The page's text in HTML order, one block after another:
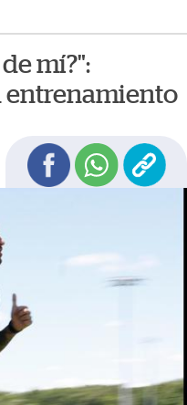
mí?":
entrenamiento